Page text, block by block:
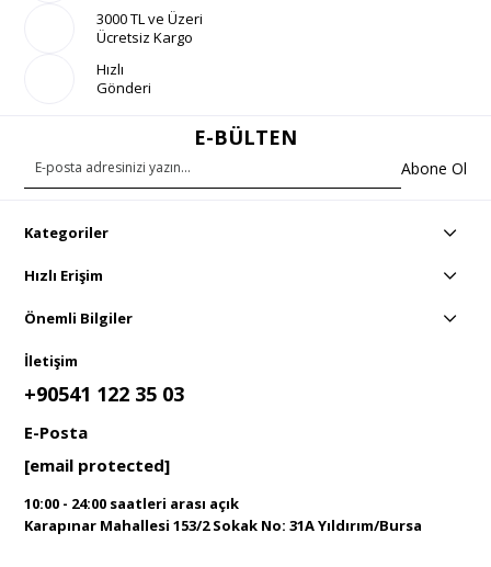
3000 TL ve Üzeri
Ücretsiz Kargo
Hızlı
Gönderi
E-BÜLTEN
Abone Ol
Kategoriler
Hızlı Erişim
Önemli Bilgiler
İletişim
+90541 122 35 03
E-Posta
[email protected]
10:00 - 24:00 saatleri arası açık
Karapınar Mahallesi 153/2 Sokak No: 31A Yıldırım/Bursa